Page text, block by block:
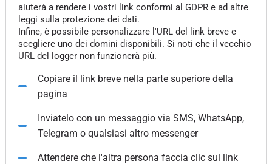
aiuterà a rendere i vostri link conformi al GDPR e ad altre
leggi sulla protezione dei dati.
Infine, è possibile personalizzare l'URL del link breve e
scegliere uno dei domini disponibili. Si noti che il vecchio
URL del logger non funzionerà più.
Copiare il link breve nella parte superiore della
pagina
Inviatelo con un messaggio via SMS, WhatsApp,
Telegram o qualsiasi altro messenger
Attendere che l'altra persona faccia clic sul link